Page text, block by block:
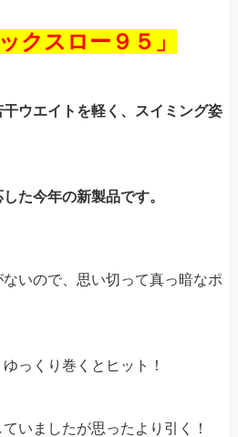
クスロー９５」
ウエイトを軽く、スイミング姿
た今年の新製品です。
いので、思い切って真っ暗なポ
っくり巻くとヒット！
いましたが思ったより引く！